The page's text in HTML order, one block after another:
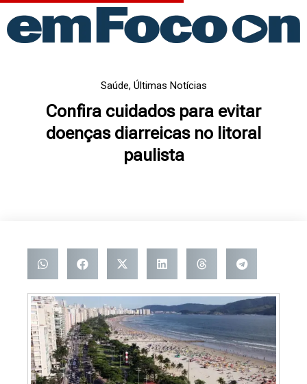
para
Saúde, Últimas Notícias
Confira cuidados para evitar
doenças diarreicas no litoral
paulista